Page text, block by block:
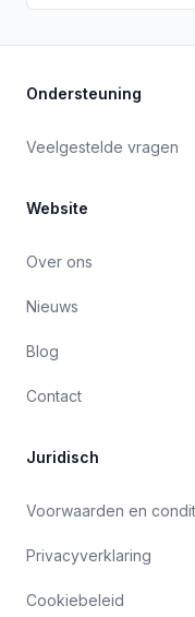
Ondersteuning
Veelgestelde vragen
Website
Over ons
Nieuws
Blog
Contact
Juridisch
Voorwaarden en
Privacyverklaring
Cookiebeleid